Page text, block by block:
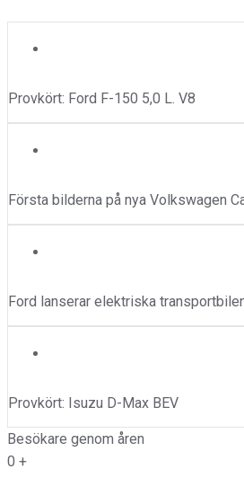
Provkört: Ford F-150 5,0 L. V8
Första bilderna på nya Volkswagen
Ford lanserar elektriska
Provkört: Isuzu D-Max BEV
Besökare genom åren
0 +